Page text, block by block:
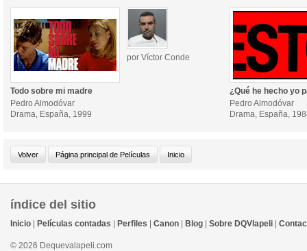
por Víctor Conde
Todo sobre mi madre
Pedro Almodóvar
Drama, España, 1999
¿Qué he hecho yo
Pedro Almodóvar
Drama, España,
índice del sitio
Inicio Películas contadas Perfiles Canon Blog Sobre DQVlapeli
© 2026 Dequevalapeli.com